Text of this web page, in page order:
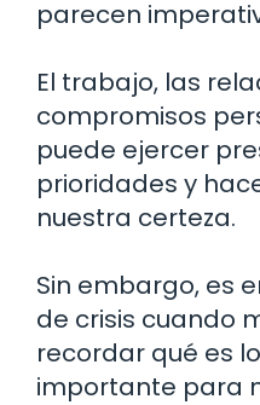
parecen
El trabajo, las
compromisos
puede ejercer
prioridades y
nuestra certeza.
Sin embargo, es
de crisis cuando
recordar qué es
importante para